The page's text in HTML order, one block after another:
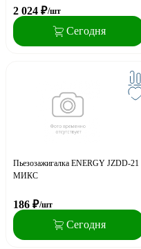
2 024 ₽/шт
Сегодня
Пьезозажигалка ENERGY JZDD-21
МИКС
186 ₽/шт
Сегодня